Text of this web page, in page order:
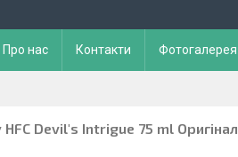
Про нас Контакти Фотогалерея
Devil's Intrigue 75 ml Оригінал